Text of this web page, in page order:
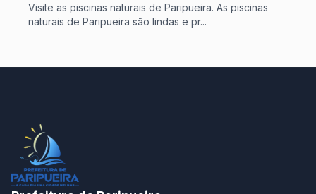
Visite as piscinas naturais de Paripueira. As piscinas
naturais de Paripueira são lindas e pr...